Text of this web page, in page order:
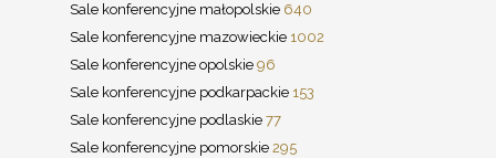
Sale konferencyjne małopolskie 640
Sale konferencyjne mazowieckie 1002
Sale konferencyjne opolskie 96
Sale konferencyjne podkarpackie 153
Sale konferencyjne podlaskie 77
Sale konferencyjne pomorskie 295